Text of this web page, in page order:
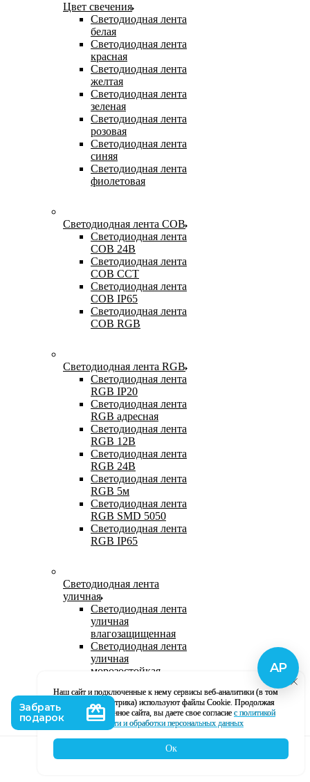
Цвет свечения
Светодиодная лента
белая
Светодиодная лента
красная
Светодиодная лента
желтая
Светодиодная лента
зеленая
Светодиодная лента
розовая
Светодиодная лента
синяя
Светодиодная лента
фиолетовая
Светодиодная лента COB
Светодиодная лента
COB 24В
Светодиодная лента
COB CCT
Светодиодная лента
COB IP65
Светодиодная лента
COB RGB
Светодиодная лента RGB
Светодиодная лента
RGB IP20
Светодиодная лента
RGB адресная
Светодиодная лента
RGB 12В
Светодиодная лента
RGB 24В
Светодиодная лента
RGB 5м
Светодиодная лента
RGB SMD 5050
Светодиодная лента
RGB IP65
Светодиодная лента
уличная
Светодиодная лента
уличная
влагозащищенная
Светодиодная лента
уличная
морозостойкая
светодиодная лента
220В
Светодиодная лента
уличная в силиконе
Наш сайт и подключенные к нему сервисы веб-аналитики (в том
числе, Яндекс Метрика) используют файлы Cookie. Продолжая
использование данное сайта, вы даете свое согласие с политикой
кофиденциальности и обработки персональных данных
Ок